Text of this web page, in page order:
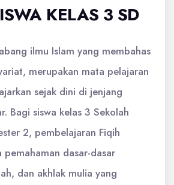
KELAS 3 SD
ilmu Islam yang membahas
merupakan mata pelajaran
sejak dini di jenjang
Bagi siswa kelas 3 Sekolah
2, pembelajaran Fiqih
pemahaman dasar-dasar
dan akhlak mulia yang